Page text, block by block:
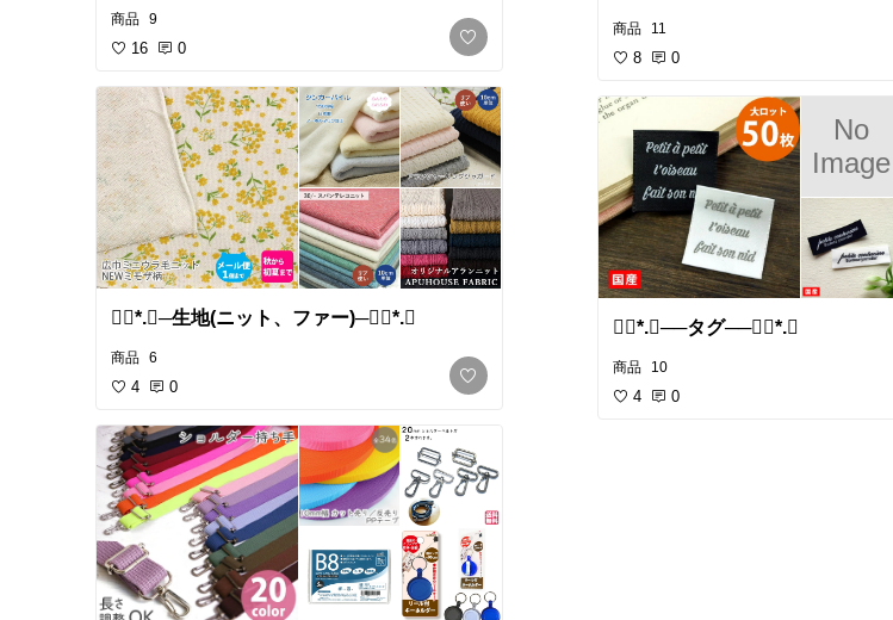
商品 9
16 0
❁⃘*.ﾟ​─生地(ニット、ファー)─❁⃘*.ﾟ
商品 6
4 0
商品 11
8 0
No
Image
❁⃘*.ﾟ​──タグ──❁⃘*.ﾟ
商品 10
4 0